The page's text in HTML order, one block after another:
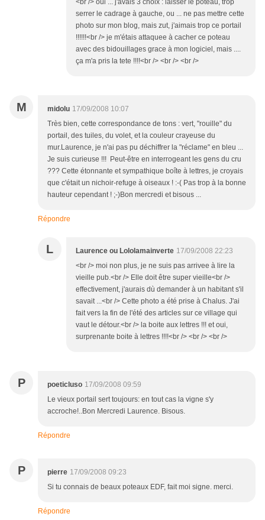
<br /> oui ... j'avais 3 choix : laisser le poteau, trop
serrer le cadrage à gauche, ou ... ne pas mettre cette
photo sur mon blog, mais zut, j'aimais trop ce portail
!!!!!!<br /> je m'étais attaquee à cacher ce poteau
avec des bidouillages grace à mon logiciel, mais ....
ça m'a pris la tete !!!!<br /> <br /> <br />
M midolu 17/09/2008 10:07
Très bien, cette correspondance de tons : vert, "rouille" du
portail, des tuiles, du volet, et la couleur crayeuse du
mur.Laurence, je n'ai pas pu déchiffrer la "réclame" en bleu ...
Je suis curieuse !!! Peut-être en interrogeant les gens du cru
??? Cette étonnante et sympathique boîte à lettres, je croyais
que c'était un nichoir-refuge à oiseaux ! :-( Pas trop à la bonne
hauteur cependant ! ;-)Bon mercredi et bisous ...
Répondre
L Laurence ou Lololamainverte 17/09/2008 22:23
<br /> moi non plus, je ne suis pas arrivee à lire la
vieille pub.<br /> Elle doit être super vieille<br />
effectivement, j'aurais dù demander à un habitant s'il
savait ...<br /> Cette photo a été prise à Chalus. J'ai
fait vers la fin de l'été des articles sur ce village qui
vaut le détour.<br /> la boite aux lettres !!! et oui,
surprenante boite à lettres !!!!<br /> <br /> <br />
P poeticluso 17/09/2008 09:59
Le vieux portail sert toujours: en tout cas la vigne s'y
accroche!..Bon Mercredi Laurence. Bisous.
Répondre
P pierre 17/09/2008 09:23
Si tu connais de beaux poteaux EDF, fait moi signe. merci.
Répondre